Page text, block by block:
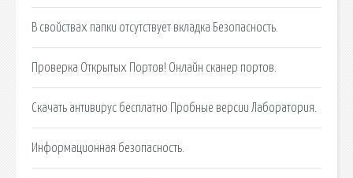
В свойствах папки отсутствует вкладка Безопасность.
Проверка Открытых Портов! Онлайн сканер портов.
Скачать антивирус бесплатно Пробные версии Лаборатория.
Информационная безопасность.